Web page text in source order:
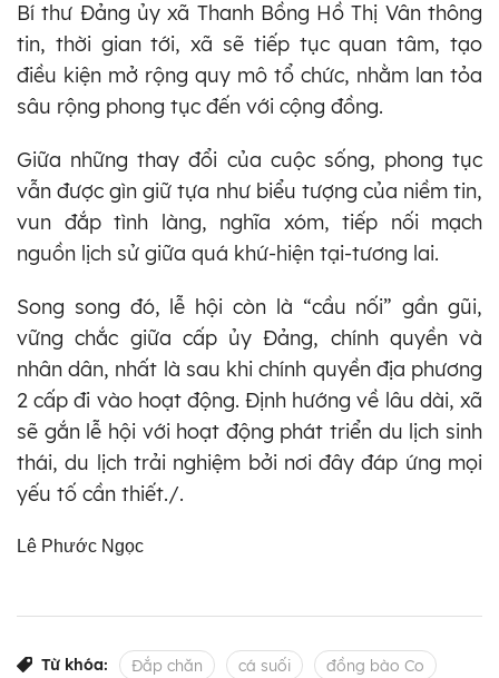
Bí thư Đảng ủy xã Thanh Bồng Hồ Thị Vân thông
tin, thời gian tới, xã sẽ tiếp tục quan tâm, tạo
điều kiện mở rộng quy mô tổ chức, nhằm lan tỏa
sâu rộng phong tục đến với cộng đồng.
Giữa những thay đổi của cuộc sống, phong tục
vẫn được gìn giữ tựa như biểu tượng của niềm tin,
vun đắp tình làng, nghĩa xóm, tiếp nối mạch
nguồn lịch sử giữa quá khứ-hiện tại-tương lai.
Song song đó, lễ hội còn là “cầu nối” gần gũi,
vững chắc giữa cấp ủy Đảng, chính quyền và
nhân dân, nhất là sau khi chính quyền địa phương
2 cấp đi vào hoạt động. Định hướng về lâu dài, xã
sẽ gắn lễ hội với hoạt động phát triển du lịch sinh
thái, du lịch trải nghiệm bởi nơi đây đáp ứng mọi
yếu tố cần thiết./.
Lê Phước Ngọc
Từ khóa: Đắp chăn cá suối đồng bào Co